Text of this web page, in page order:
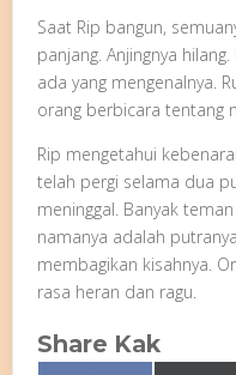
Saat Rip bangun,
panjang. Anjingnya
ada yang mengenalnya.
orang berbicara tentang
Rip mengetahui
telah pergi selama dua
meninggal. Banyak
namanya adalah
membagikan kisahnya.
rasa heran dan ragu.
Share Kak